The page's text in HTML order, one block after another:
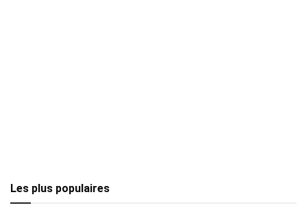
Les plus populaires